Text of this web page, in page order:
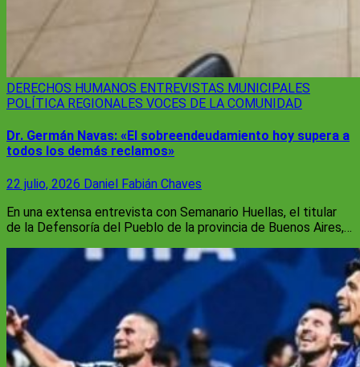
DERECHOS HUMANOS ENTREVISTAS MUNICIPALES
POLÍTICA REGIONALES VOCES DE LA COMUNIDAD
Dr. Germán Navas: «El sobreendeudamiento hoy supera a
todos los demás reclamos»
22 julio, 2026 Daniel Fabián Chaves
En una extensa entrevista con Semanario Huellas, el titular
de la Defensoría del Pueblo de la provincia de Buenos Aires,…